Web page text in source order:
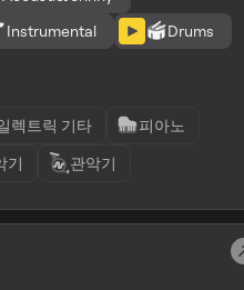
Instrumental
Drums
렉트릭 기타
피아노
기 관악기